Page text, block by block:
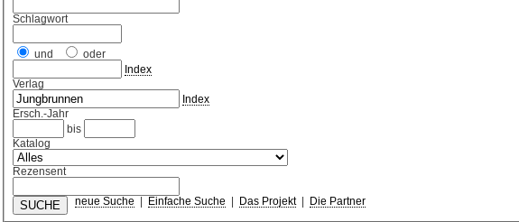
Schlagwort
und
oder
Index
Verlag
Index
Ersch.-Jahr
bis
Katalog
Rezensent
neue Suche Einfache Suche Das Projekt| Die Partner